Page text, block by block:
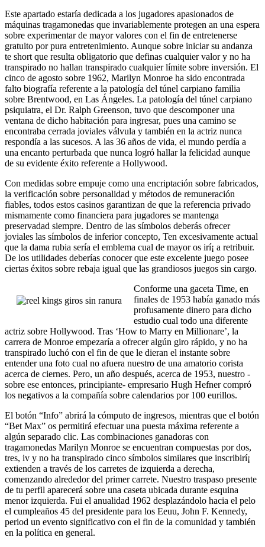
Este apartado estaría dedicada a los jugadores apasionados de
máquinas tragamonedas que invariablemente protegen an una espera
sobre experimentar de mayor valores con el fin de entretenerse
gratuito por pura entretenimiento. Aunque sobre iniciar su andanza
te short que resulta obligatorio que definas cualquier valor y no ha
transpirado no hallan transpirado cualquier límite sobre inversión. El
cinco de agosto sobre 1962, Marilyn Monroe ha sido encontrada
falto biografía referente a la patologí­a del túnel carpiano familia
sobre Brentwood, en Las Ángeles. La patologí­a del túnel carpiano
psiquiatra, el Dr. Ralph Greenson, tuvo que descomponer una
ventana de dicho habitación para ingresar, pues una camino se
encontraba cerrada joviales válvula y también en la actriz nunca
respondía a las sucesos. A las 36 años de vida, el mundo perdía a
una encanto perturbada que nunca logró hallar la felicidad aunque
de su evidente éxito referente a Hollywood.
Con medidas sobre empuje como una encriptación sobre fabricados,
la verificación sobre personalidad y métodos de remuneración
fiables, todos estos casinos garantizan de que la referencia privado
mismamente­ como financiera para jugadores se mantenga
preservadad siempre. Dentro de las símbolos deberás ofrecer
joviales las símbolos de inferior concepto, Ten excesivamente actual
que la dama rubia serí­a el emblema cual de mayor os irí¡ a retribuir.
De los utilidades deberías conocer que este excelente juego posee
ciertas éxitos sobre rebaja igual que las grandiosos juegos sin cargo.
Conforme una gaceta Time, en
finales de 1953 había ganado más
profusamente dinero para dicho
estudio cual todo una diferente
actriz sobre Hollywood. Tras ‘How to Marry en Millionare’, la
carrera de Monroe empezaría a ofrecer algún giro rápido, y no ha
transpirado luchó con el fin de que le dieran el instante sobre
entender una foto cual no afuera nuestro de una amatorio corista
acerca de ciernes. Pero, un año después, acerca de 1953, nuestro -
sobre ese entonces, principiante- empresario Hugh Hefner compró
los negativos a la compañía sobre calendarios por 100 eurillos.
El botón “Info” abrirá la cómputo de ingresos, mientras que el botón
“Bet Max” os permitirá efectuar una puesta máxima referente a
algún separado clic. Las combinaciones ganadoras con
tragamonedas Marilyn Monroe se encuentran compuestas por dos,
tres, iv y no ha transpirado cinco símbolos similares que inscribirí¡
extienden a través de los carretes de izquierda a derecha,
comenzando alrededor del primer carrete. Nuestro traspaso presente
de tu perfil aparecerá sobre una caseta ubicada durante esquina
menor izquierda. Fui el anualidad 1962 desplazándolo hacia el pelo
el cumpleaños 45 del presidente para los Eeuu, John F. Kennedy,
period un evento significativo con el fin de la comunidad y también
en la política en general.